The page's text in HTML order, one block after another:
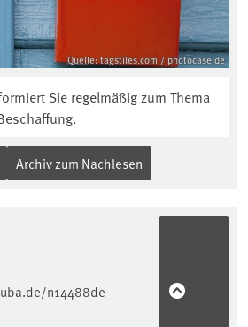
Quelle: tagstiles.com / photocase.de
Sie regelmäßig zum Thema
Archiv zum Nachlesen
n14488de